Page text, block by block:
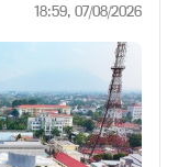
18:59, 07/08/2026